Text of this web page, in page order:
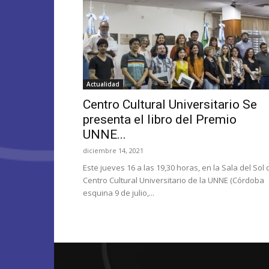
Actualidad
Centro Cultural Universitario Se
presenta el libro del Premio
UNNE...
diciembre 14, 2021
Este jueves 16 a las 19,30 horas, en la Sala del Sol
Centro Cultural Universitario de la UNNE (Córdoba
esquina 9 de julio,...